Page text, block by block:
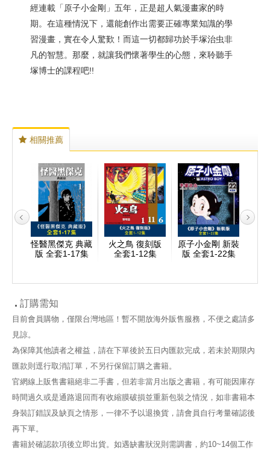
經連載「原子小金剛」五年，正是超人氣漫畫家的時
期。在這種情況下，還能創作出需要正確專業知識的學
習漫畫，實在令人驚歎！而這一切都歸功於手塚治虫非
凡的智慧。那麼，就讓我們懷著學生的心態，來聆聽手
塚博士的課程吧!!
相關推薦
怪醫黑傑克 典藏
版 全套1-17集
火之鳥 復刻版
全套1-12集
原子小金剛 新裝
版 全套1-22集
訂購需知
目前會員購物，僅限台灣地區！暫不開放海外販售服務，不便之處請多
見諒。
為保障其他讀者之權益，請在下單後於五日內匯款完成，若未於期限內
匯款則逕行取消訂單，不另行保留訂購之書籍。
官網線上販售書籍絕非二手書，但若非當月出版之書籍，有可能因庫存
時間過久或是通路退回而有收縮膜破損並重新包裝之情況，如非書籍本
身裝訂錯誤及缺頁之情形，一律不予以退換貨，請會員自行考量確認後
再下單。
書籍於確認款項後立即出貨。如遇缺書狀況則需調書，約10~14個工作